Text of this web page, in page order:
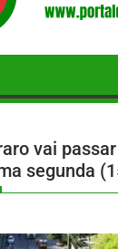
vai
segunda